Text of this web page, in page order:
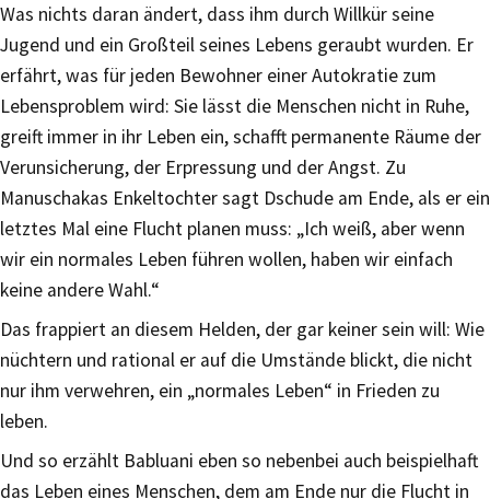
Was nichts daran ändert, dass ihm durch Willkür seine
Jugend und ein Großteil seines Lebens geraubt wurden. Er
erfährt, was für jeden Bewohner einer Autokratie zum
Lebensproblem wird: Sie lässt die Menschen nicht in Ruhe,
greift immer in ihr Leben ein, schafft permanente Räume der
Verunsicherung, der Erpressung und der Angst. Zu
Manuschakas Enkeltochter sagt Dschude am Ende, als er ein
letztes Mal eine Flucht planen muss: „Ich weiß, aber wenn
wir ein normales Leben führen wollen, haben wir einfach
keine andere Wahl.“
Das frappiert an diesem Helden, der gar keiner sein will: Wie
nüchtern und rational er auf die Umstände blickt, die nicht
nur ihm verwehren, ein „normales Leben“ in Frieden zu
leben.
Und so erzählt Babluani eben so nebenbei auch beispielhaft
das Leben eines Menschen, dem am Ende nur die Flucht in